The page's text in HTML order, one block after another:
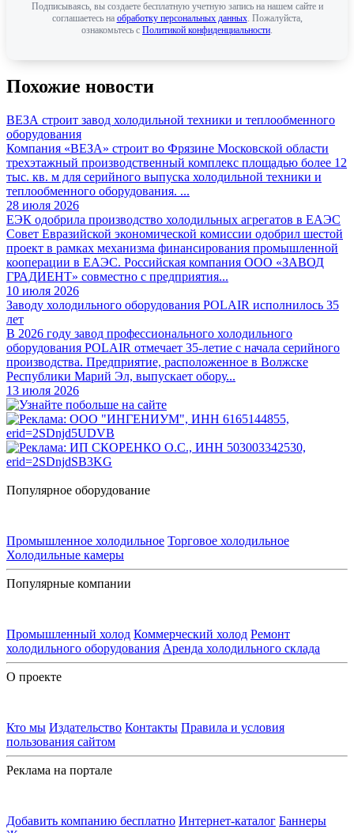
Подписываясь, вы создаете бесплатную учетную запись на нашем сайте и
соглашаетесь на обработку персональных данных. Пожалуйста,
ознакомьтесь с Политикой конфиденциальности.
Похожие новости
ВЕЗА строит завод холодильной техники и теплообменного
оборудования
Компания «ВЕЗА» строит во Фрязине Московской области
трехэтажный производственный комплекс площадью более 12
тыс. кв. м для серийного выпуска холодильной техники и
теплообменного оборудования. ...
28 июля 2026
ЕЭК одобрила производство холодильных агрегатов в ЕАЭС
Совет Евразийской экономической комиссии одобрил шестой
проект в рамках механизма финансирования промышленной
кооперации в ЕАЭС. Российская компания ООО «ЗАВОД
ГРАДИЕНТ» совместно с предприятия...
10 июля 2026
Заводу холодильного оборудования POLAIR исполнилось 35
лет
В 2026 году завод профессионального холодильного
оборудования POLAIR отмечает 35-летие с начала серийного
производства. Предприятие, расположенное в Волжске
Республики Марий Эл, выпускает обору...
13 июля 2026
Популярное оборудование
Промышленное холодильное Торговое холодильное
Холодильные камеры
Популярные компании
Промышленный холод Коммерческий холод Ремонт
холодильного оборудования Аренда холодильного склада
О проекте
Кто мы Издательство Контакты Правила и условия
пользования сайтом
Реклама на портале
Добавить компанию бесплатно Интернет-каталог Баннеры